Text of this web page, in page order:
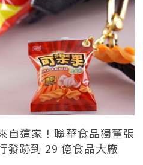
自這家！聯華食品獨董張
發跡到 29 億食品大廠